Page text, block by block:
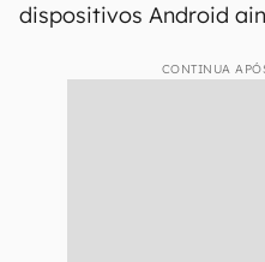
dispositivos Android
CONTINUA